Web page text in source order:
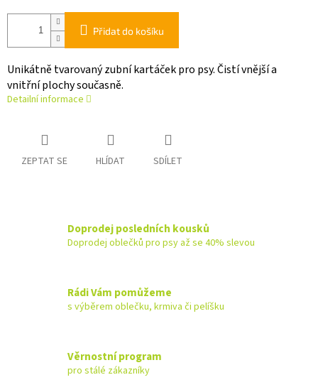
Přidat do košíku
Unikátně tvarovaný zubní kartáček pro psy. Čistí vnější a
vnitřní plochy současně.
Detailní informace
ZEPTAT SE HLÍDAT SDÍLET
Doprodej posledních kousků
Doprodej oblečků pro psy až se 40% slevou
Rádi Vám pomůžeme
s výběrem oblečku, krmiva či pelíšku
Věrnostní program
pro stálé zákazníky